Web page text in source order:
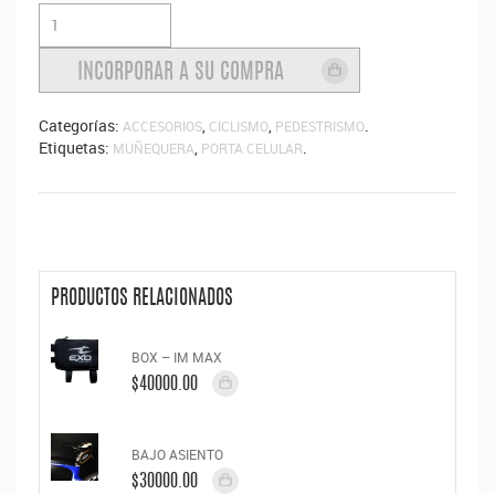
Categorías: ACCESORIOS, CICLISMO, PEDESTRISMO.
Etiquetas: MUÑEQUERA, PORTA CELULAR.
PRODUCTOS RELACIONADOS
BOX – IM MAX
$40000.00
BAJO ASIENTO
$30000.00